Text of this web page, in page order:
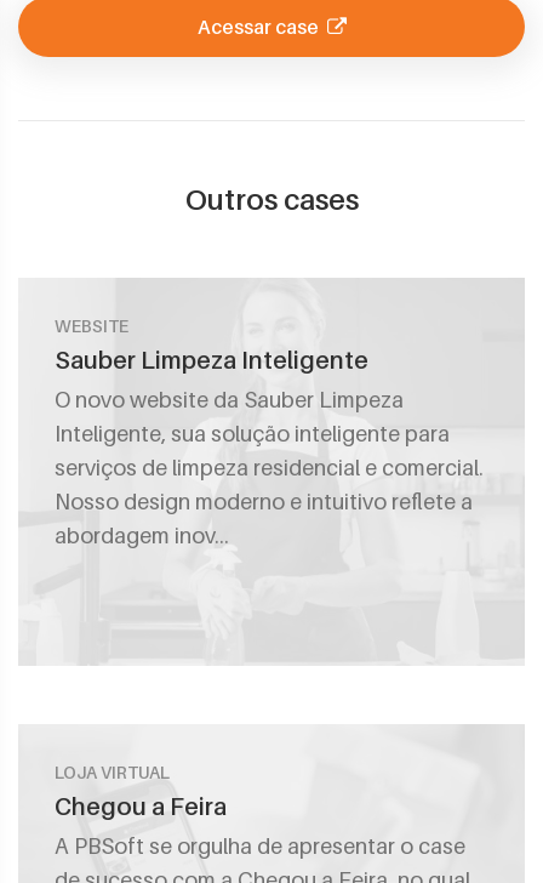
Acessar case
Outros cases
WEBSITE
Sauber Limpeza Inteligente
O novo website da Sauber Limpeza
Inteligente, sua solução inteligente para
serviços de limpeza residencial e comercial.
Nosso design moderno e intuitivo reflete a
abordagem inov...
LOJA VIRTUAL
Chegou a Feira
A PBSoft se orgulha de apresentar o case